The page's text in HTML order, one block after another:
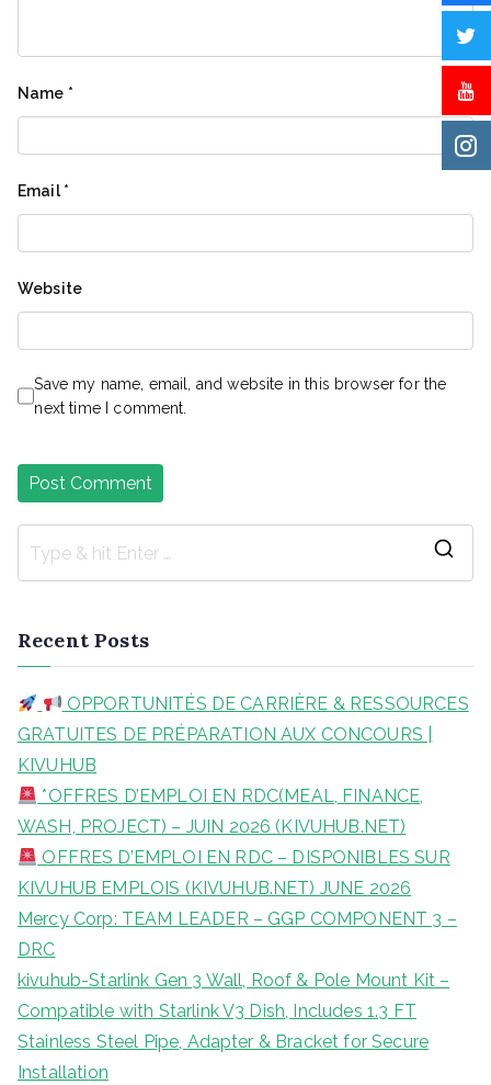
Name *
Email*
Website
Save my name, email, and website in this browser for the
next time I comment.
Recent Posts
OPPORTUNITÉS DE CARRIÈRE & RESSOURCES
GRATUITES DE PRÉPARATION AUX CONCOURS |
KIVUHUB
*OFFRES D’EMPLOI EN RDC(MEAL, FINANCE,
WASH, PROJECT) – JUIN 2026 (KIVUHUB.NET)
OFFRES D’EMPLOI EN RDC – DISPONIBLES SUR
KIVUHUB EMPLOIS (KIVUHUB.NET) JUNE 2026
Mercy Corp: TEAM LEADER – GGP COMPONENT 3 –
DRC
kivuhub-Starlink Gen 3 Wall, Roof & Pole Mount Kit –
Compatible with Starlink V3 Dish, Includes 1.3 FT
Stainless Steel Pipe, Adapter & Bracket for Secure
Installation